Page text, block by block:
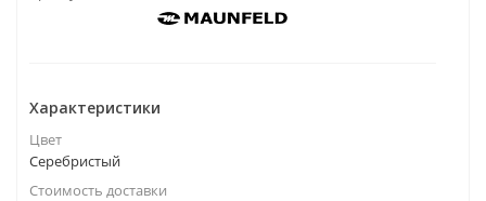
Характеристики
Цвет
Серебристый
Стоимость доставки